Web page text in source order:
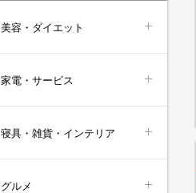
美容・ダイエット
家電・サービス
寝具・雑貨・インテリア
グルメ